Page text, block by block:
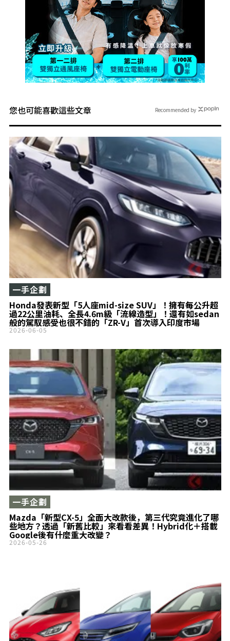
您也可能喜歡這些文章
Honda發表新型「5人座mid-size SUV」！擁有每公升超
過22公里油耗、全長4.6m級「流線造型」！還有如sedan
般的駕馭感受也很不錯的「ZR-V」首次導入印度市場
一手企劃
2026-06-05
Mazda「新型CX-5」全面大改款後，第三代究竟進化了哪
些地方？透過「新舊比較」來看看差異！Hybrid化＋搭載
Google後有什麼重大改變？
一手企劃
2026-05-26
Recommended by